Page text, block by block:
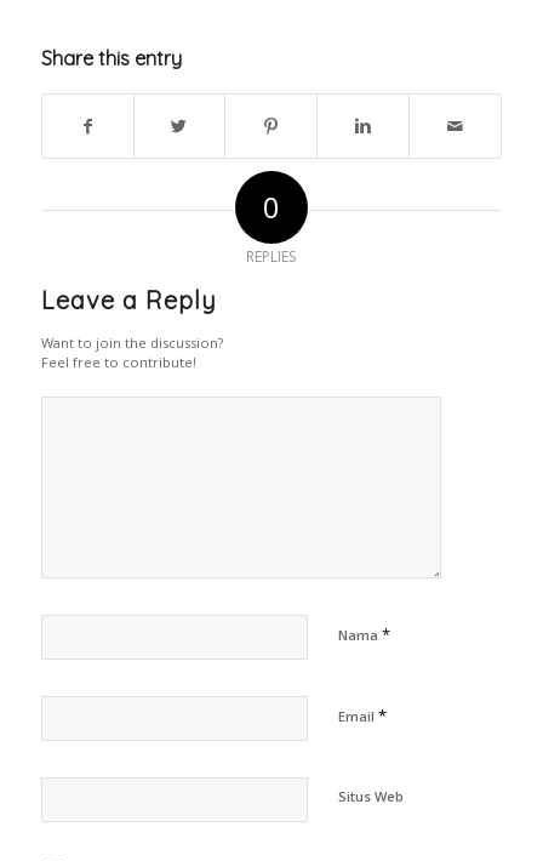
Share this entry
0
REPLIES
Leave a Reply
Want to join the discussion?
Feel free to contribute!
Nama *
Email *
Situs Web